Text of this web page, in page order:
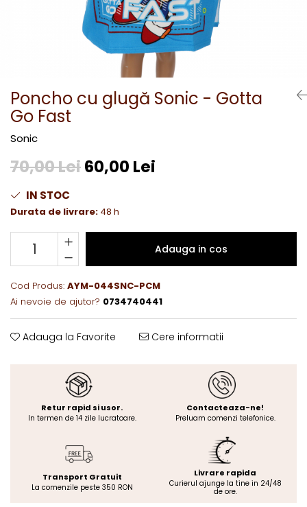
Poncho cu glugă Sonic - Gotta
Go Fast
Sonic
70,00 Lei60,00 Lei
IN STOC
Durata de livrare: 48 h
Adauga in cos
Cod Produs: AYM-044SNC-PCM
Ai nevoie de ajutor? 0734740441
Adauga la Favorite Cere informatii
Retur rapid si usor.
In termen de 14 zile lucratoare.
Contacteaza-ne!
Preluam comenzi telefonice.
Transport Gratuit
La comenzile peste 350 RON
Livrare rapida
Curierul ajunge la tine in 24/48
de ore.